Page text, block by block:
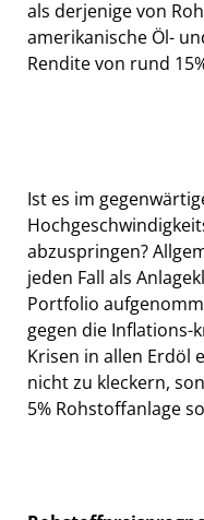
als derjenige von
amerikanische Öl-
Rendite von rund
Ist es im
abzuspringen?
jeden Fall als
Portfolio
gegen die Inflations-
Krisen in allen Erdöl
nicht zu kleckern,
5% Rohstoffanlage